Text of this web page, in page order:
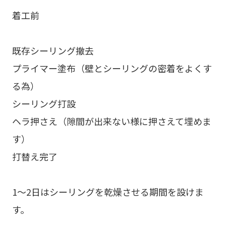
着工前
既存シーリング撤去
プライマー塗布（壁とシーリングの密着をよくす
る為）
シーリング打設
ヘラ押さえ（隙間が出来ない様に押さえて埋めま
す）
打替え完了
1～2日はシーリングを乾燥させる期間を設けま
す。